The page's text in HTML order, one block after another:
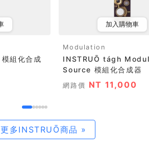
組化合成
加入購物車
Modulation
INSTRUŌ tágh
Source 模組化合成器
網路價 NT 11,000
多INSTRUŌ商品 »